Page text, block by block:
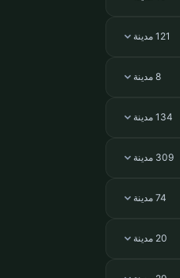
121 مدينة
8 مدينة
134 مدينة
309 مدينة
74 مدينة
20 مدينة